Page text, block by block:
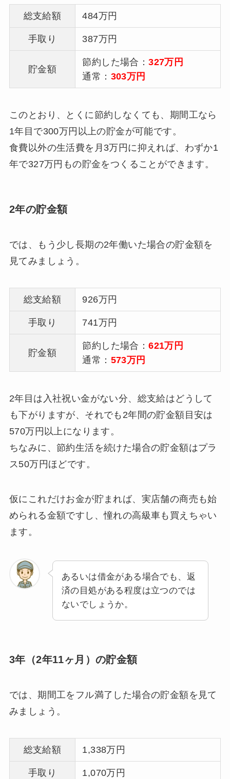
総支給額 484万円
手取り 387万円
貯金額
節約した場合：327万円
通常： 303万円
このとおり、とくに節約しなくても、期間工なら
1年目で300万円以上の貯金が可能です。
食費以外の生活費を月3万円に抑えれば、わずか1
年で327万円もの貯金をつくることができます。
2年の貯金額
では、もう少し長期の2年働いた場合の貯金額を
見てみましょう。
総支給額 926万円
手取り 741万円
貯金額
節約した場合：621万円
通常： 573万円
2年目は入社祝い金がない分、総支給はどうして
も下がりますが、それでも2年間の貯金額目安は
570万円以上になります。
ちなみに、節約生活を続けた場合の貯金額はプラ
ス50万円ほどです。
仮にこれだけお金が貯まれば、実店舗の商売も始
められる金額ですし、憧れの高級車も買えちゃい
ます。
あるいは借金がある場合でも、返
済の目処がある程度は立つのでは
ないでしょうか。
3年（2年11ヶ月）の貯金額
では、期間工をフル満了した場合の貯金額を見て
みましょう。
総支給額 1,338万円
手取り 1,070万円